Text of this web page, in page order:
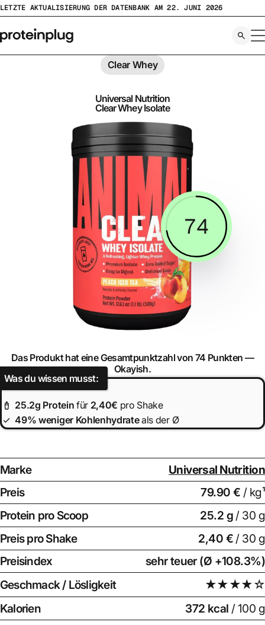
Zum
springen
LETZTE AKTUALISIERUNG DER DATENBANK AM 22. JUNI 2026
Clear Whey
Universal Nutrition
Clear Whey Isolate
74
Das Produkt hat eine Gesamtpunktzahl von 74 Punkten —
Okayish.
Was du wissen musst:
25.2g Protein für 2,40€ pro Shake
49% weniger Kohlenhydrateals der Ø
Marke
Universal Nutrition
Preis
79.90 € / kg¹
Protein pro Scoop
25.2 g / 30 g
Preis pro Shake
2,40 € / 30 g
Preisindex
sehr teuer (Ø +108.3%)
Geschmack / Lösligkeit
★★★★☆
Kalorien
372 kcal / 100 g